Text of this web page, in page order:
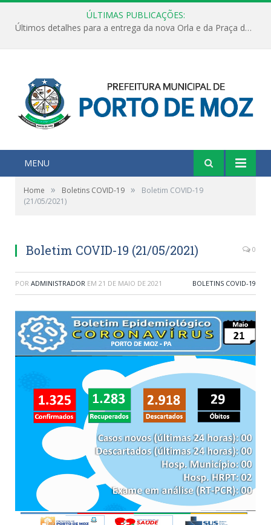
ÚLTIMAS PUBLICAÇÕES:
Últimos detalhes para a entrega da nova Orla e da Praça do Praião
MENU
Home » Boletins COVID-19 »
Boletim COVID-19
(21/05/2021)
Boletim COVID-19 (21/05/2021) 0
POR ADMINISTRADOR EM 21 DE MAIO DE 2021 BOLETINS COVID-19